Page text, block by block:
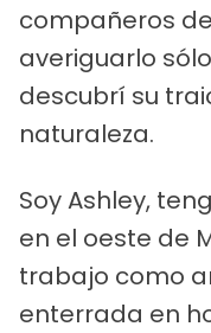
compañeros
averiguarlo
descubrí su
naturaleza.
Soy Ashley,
en el oeste de
trabajo como
enterrada en